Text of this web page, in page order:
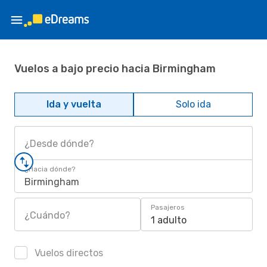
Vuelos a bajo precio hacia Birmingham
Ida y vuelta Solo ida
¿Desde dónde?
¿Hacia dónde?
Birmingham
¿Cuándo?
Pasajeros
1 adulto
Vuelos directos